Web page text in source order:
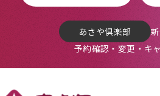
あさや倶楽部
予約確認・変更・キ